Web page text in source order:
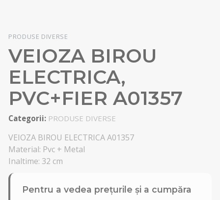
PRODUSE DIVERSE
VEIOZA BIROU
ELECTRICA,
PVC+FIER A01357
Categorii: PRODUSE DIVERSE
VEIOZA BIROU ELECTRICA A01357
Material: Pvc + Metal
Inaltime: 32 cm
Pentru a vedea prețurile și a cumpăra